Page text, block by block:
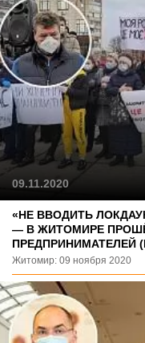
«НЕ ВВОДИТЬ
— В ЖИТОМИРЕ
ПРЕДПРИНИМАТЕЛЕЙ
Житомир: 09 ноября 2020
09.11.2020